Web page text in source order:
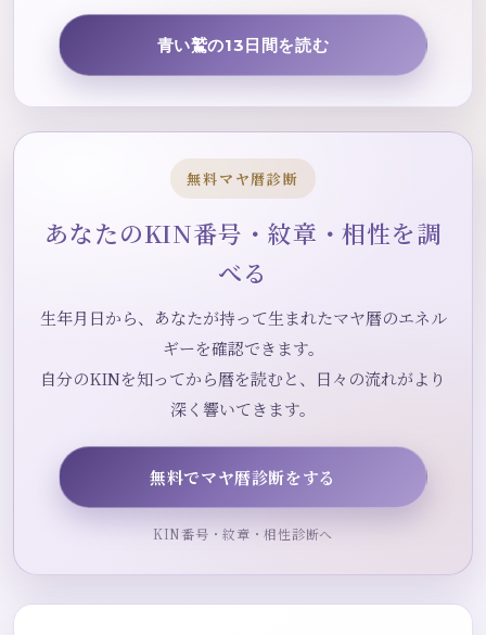
青い鷲の13日間を読む
無料マヤ暦診断
あなたのKIN番号・紋章・相性を調
べる
生年月日から、あなたが持って生まれたマヤ暦のエネル
ギーを確認できます。
自分のKINを知ってから暦を読むと、日々の流れがより
深く響いてきます。
無料でマヤ暦診断をする
KIN番号・紋章・相性診断へ